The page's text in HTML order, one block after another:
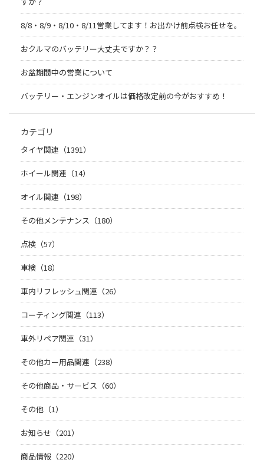
8/8・8/9・8/10・8/11営業してます！お出かけ前点検お任せを。
おクルマのバッテリー大丈夫ですか？？
お盆期間中の営業について
バッテリー・エンジンオイルは価格改定前の今がおすすめ！
カテゴリ
タイヤ関連（1391）
ホイール関連（14）
オイル関連（198）
その他メンテナンス（180）
点検（57）
車検（18）
車内リフレッシュ関連（26）
コーティング関連（113）
車外リペア関連（31）
その他カー用品関連（238）
その他商品・サービス（60）
その他（1）
お知らせ（201）
商品情報（220）